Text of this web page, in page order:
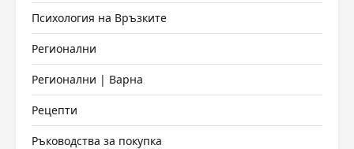
Психология на Връзките
Регионални
Регионални | Варна
Рецепти
Ръководства за покупка